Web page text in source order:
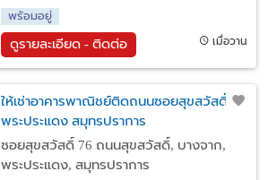
พร้อมอยู่
ดูรายละเอียด - ติดต่อ เมื่อวาน
ให้เช่าอาคารพาณิชย์ติดถนนซอยสุขสวัสดิ์ 76
พระประแดง สมุทรปราการ
ซอยสุขสวัสดิ์ 76 ถนนสุขสวัสดิ์, บางจาก,
พระประแดง, สมุทรปราการ